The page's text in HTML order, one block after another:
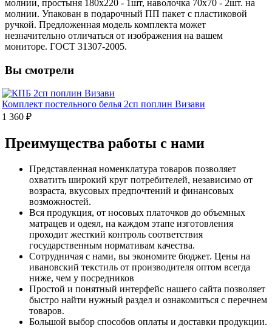
молнии, простыня 180х220 - 1шт, наволочка 70х70 - 2шт. на
молнии. Упакован в подарочный ПП пакет с пластиковой
ручкой. Предложенная модель комплекта может
незначительно отличаться от изображения на вашем
мониторе. ГОСТ 31307-2005.
Вы смотрели
Комплект постельного белья 2сп поплин Визави
1 360 ₽
Преимущества работы с нами
Представленная номенклатура товаров позволяет
охватить широкий круг потребителей, независимо от
возраста, вкусовых предпочтений и финансовых
возможностей.
Вся продукция, от носовых платочков до объемных
матрацев и одеял, на каждом этапе изготовления
проходит жесткий контроль соответствия
государственным нормативам качества.
Сотрудничая с нами, вы экономите бюджет. Цены на
ивановский текстиль от производителя оптом всегда
ниже, чем у посредников
Простой и понятный интерфейс нашего сайта позволяет
быстро найти нужный раздел и ознакомиться с перечнем
товаров.
Большой выбор способов оплаты и доставки продукции.